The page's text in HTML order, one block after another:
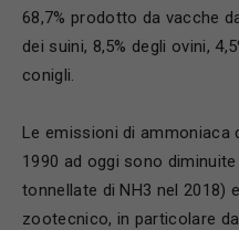
68,7% prodotto da vacche
dei suini, 8,5% degli ovini,
conigli.
Le emissioni di ammoniaca
1990 ad oggi sono
tonnellate di NH3 nel 2018)
zootecnico, in particolare